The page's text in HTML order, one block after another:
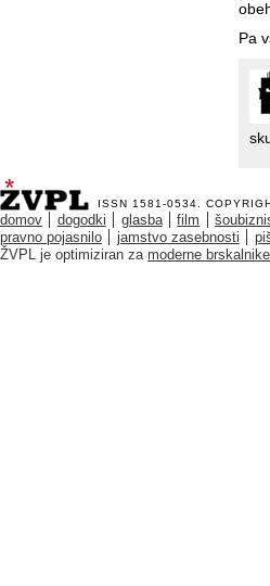
Pa
ISSN 1581-0534.
domov dogodki glasba film
pravno pojasnilo
jamstvo zasebnosti
ŽVPL je optimiziran za moderne brskalnike